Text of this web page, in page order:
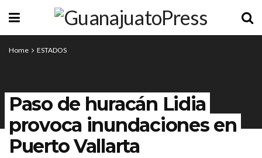
Home ESTADOS
Paso de huracán Lidia
provoca inundaciones en
Puerto Vallarta